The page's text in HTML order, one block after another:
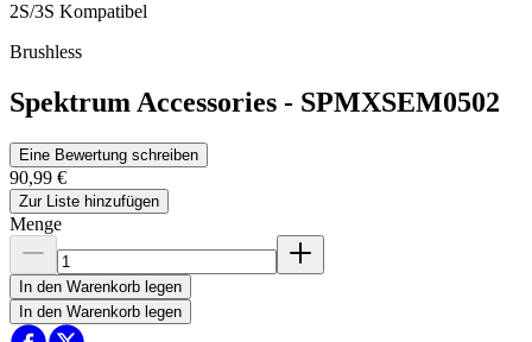
2S/3S Kompatibel
Brushless
Spektrum Accessories - SPMXSEM0502
Eine Bewertung schreiben
90,99 €
Zur Liste hinzufügen
Menge
In den Warenkorb legen
In den Warenkorb legen